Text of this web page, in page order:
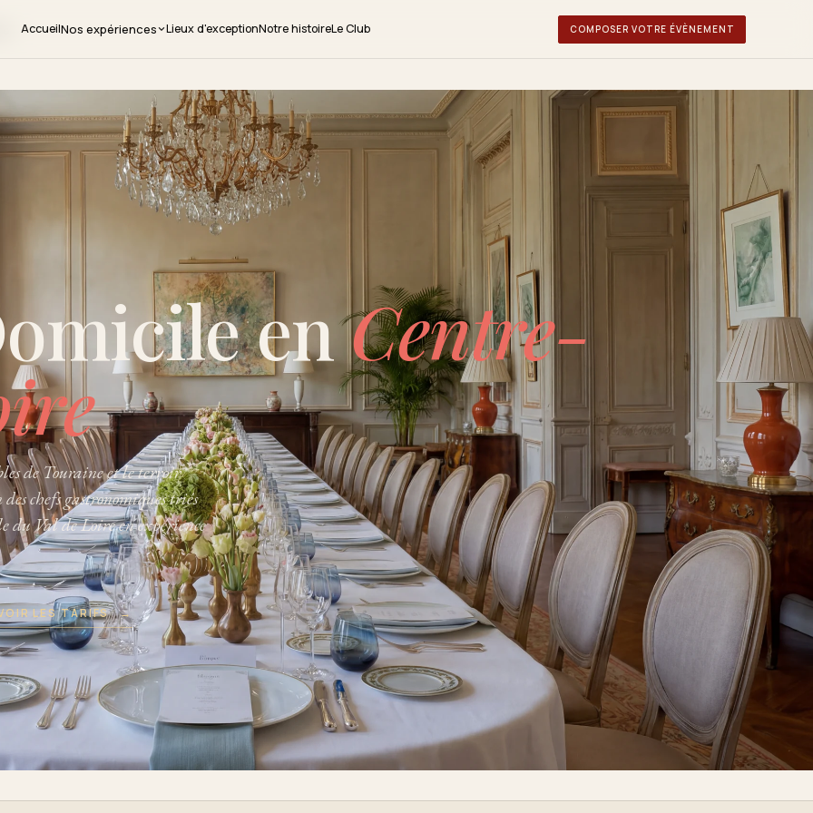
AccueilNos expériences Lieux d'exceptionNotre histoireLe Club COMPOSER VOTRE ÉVÈNEMENT
Traiteur événementiel
Traiteur entreprise
ÉVÉNEMENTS
Dîners privés
Réceptions & galas
Événement sur mesure
Organiser votre événement
enCentre-
de Touraine et le terroir
chefs gastronomiques triés
du Val de Loire en expérience
LES TARIFS →